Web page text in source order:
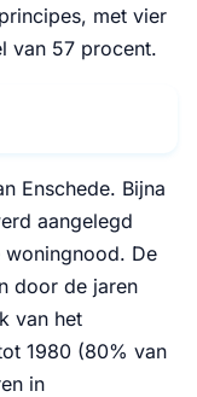
met vier
van 57 procent.
Enschede. Bijna
aangelegd
woningnood. De
door de jaren
van het
1980 (80% van
in